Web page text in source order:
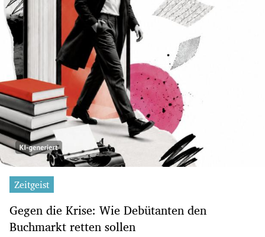
Zeitgeist
Gegen die Krise: Wie Debütanten den
Buchmarkt retten sollen